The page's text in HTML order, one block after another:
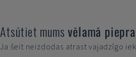
Atsūtiet mumsvēlamā
Ja šeit neizdodas atrast vajadzīgo